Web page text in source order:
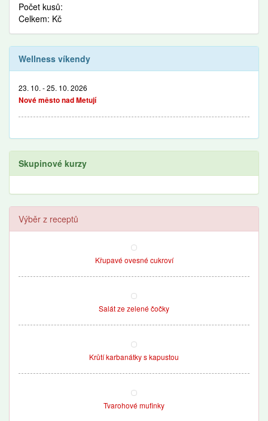
Počet kusů:
Celkem: Kč
Wellness víkendy
23. 10. - 25. 10. 2026
Nové město nad Metují
Skupinové kurzy
Výběr z receptů
Křupavé ovesné cukroví
Salát ze zelené čočky
Krůtí karbanátky s kapustou
Tvarohové mufinky